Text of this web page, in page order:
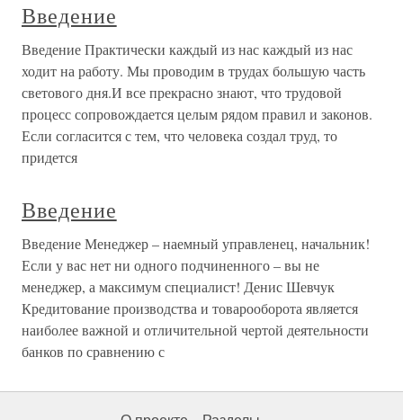
Введение
Введение Практически каждый из нас каждый из нас
ходит на работу. Мы проводим в трудах большую часть
светового дня.И все прекрасно знают, что трудовой
процесс сопровождается целым рядом правил и законов.
Если согласится с тем, что человека создал труд, то
придется
Введение
Введение Менеджер – наемный управленец, начальник!
Если у вас нет ни одного подчиненного – вы не
менеджер, а максимум специалист! Денис Шевчук
Кредитование производства и товарооборота является
наиболее важной и отличительной чертой деятельности
банков по сравнению с